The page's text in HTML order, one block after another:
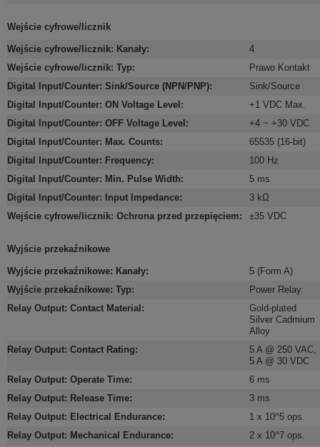
Wejście cyfrowe/licznik
Wejście cyfrowe/licznik: Kanały:
4
Wejście cyfrowe/licznik: Typ:
Prawo Kontakt
Digital Input/Counter: Sink/Source (NPN/PNP):
Sink/Source
Digital Input/Counter: ON Voltage Level :
+1 VDC Max.
Digital Input/Counter: OFF Voltage Level :
+4 ~ +30 VDC
Digital Input/Counter: Max. Counts:
65535 (16-bit)
Digital Input/Counter: Frequency:
100 Hz
Digital Input/Counter: Min. Pulse Width:
5 ms
Digital Input/Counter: Input Impedance:
3 kΩ
Wejście cyfrowe/licznik: Ochrona przed przepięciem: ±35 VDC
Wyjście przekaźnikowe
Wyjście przekaźnikowe: Kanały:
5 (Form A)
Wyjście przekaźnikowe: Typ:
Power Relay
Relay Output: Contact Material :
Gold-plated
Silver Cadmium
Alloy
Relay Output: Contact Rating: 5 A @ 250 VAC,
5 A @ 30 VDC
Relay Output: Operate Time:
6 ms
Relay Output: Release Time:
3 ms
Relay Output: Electrical Endurance:
1 x 10^5 ops.
Relay Output: Mechanical Endurance: 2 x 10^7 ops.